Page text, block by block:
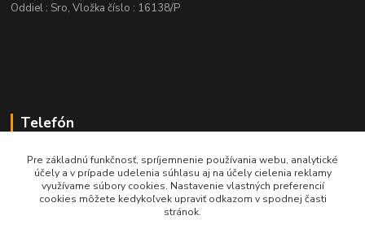
Oddiel : Sro, Vložka číslo : 16138/P
Telefón
+421 905 622 625
obchod@nozeplus.sk
Pre základnú funkčnosť, spríjemnenie používania webu, analytické
účely a v prípade udelenia súhlasu aj na účely cielenia reklamy
využívame súbory cookies. Nastavenie vlastných preferencií
cookies môžete kedykoľvek upraviť odkazom v spodnej časti
stránok.